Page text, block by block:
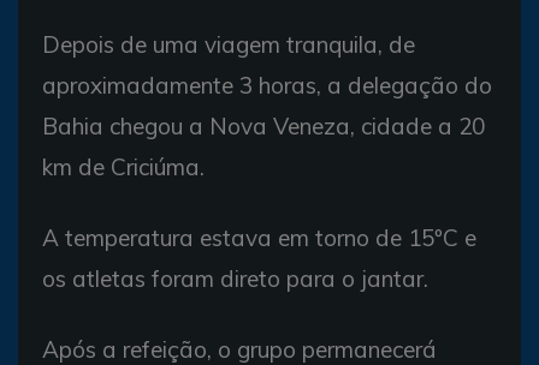
Depois de uma viagem tranquila, de
aproximadamente 3 horas, a delegação do
Bahia chegou a Nova Veneza, cidade a 20
km de Criciúma.
A temperatura estava em torno de 15ºC e
os atletas foram direto para o jantar.
Após a refeição, o grupo permanecerá